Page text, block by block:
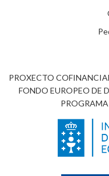
PROXECTO
FONDO EUROPEO DE